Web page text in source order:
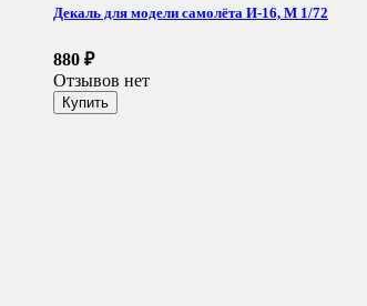
Декаль для модели самолёта И-16, М 1/72
880 ₽
Отзывов нет